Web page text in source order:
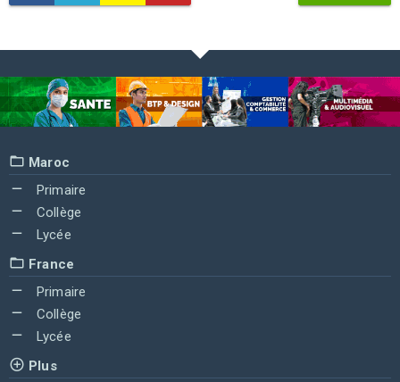
Maroc
Primaire
Collège
Lycée
France
Primaire
Collège
Lycée
Plus